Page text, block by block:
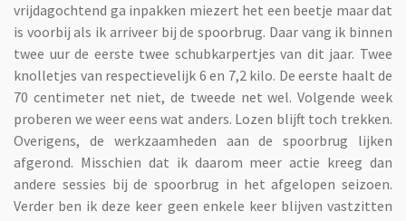
vrijdagochtend ga inpakken miezert het een beetje maar dat
is voorbij als ik arriveer bij de spoorbrug. Daar vang ik binnen
twee uur de eerste twee schubkarpertjes van dit jaar. Twee
knolletjes van respectievelijk 6 en 7,2 kilo. De eerste haalt de
70 centimeter net niet, de tweede net wel. Volgende week
proberen we weer eens wat anders. Lozen blijft toch trekken.
Overigens, de werkzaamheden aan de spoorbrug lijken
afgerond. Misschien dat ik daarom meer actie kreeg dan
andere sessies bij de spoorbrug in het afgelopen seizoen.
Verder ben ik deze keer geen enkele keer blijven vastzitten